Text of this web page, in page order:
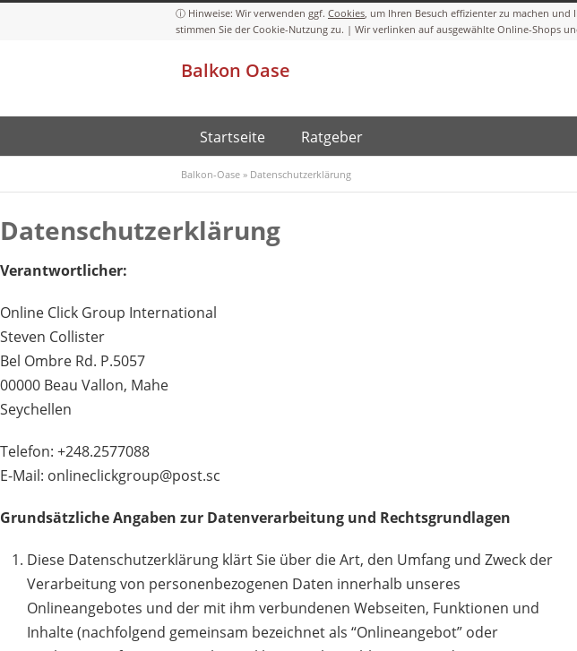
Cookies
Balkon Oase
Startseite Ratgeber
Balkon-Oase » Datenschutzerklärung
Datenschutzerklärung
Verantwortlicher:
Online Click Group International
Steven Collister
Bel Ombre Rd. P.5057
00000 Beau Vallon, Mahe
Seychellen
Telefon: +248.2577088
E-Mail: onlineclickgroup@post.sc
Grundsätzliche Angaben zur Datenverarbeitung und Rechtsgrundlagen
Diese Datenschutzerklärung klärt Sie über die Art, den Umfang und Zweck der
Verarbeitung von personenbezogenen Daten innerhalb unseres
Onlineangebotes und der mit ihm verbundenen Webseiten, Funktionen und
Inhalte (nachfolgend gemeinsam bezeichnet als “Onlineangebot” oder